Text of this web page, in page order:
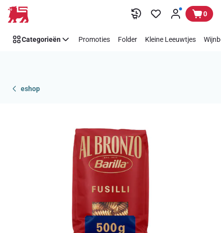
Overslaan 0
Categorieën Promoties Folder Kleine Leeuwtjes
eshop